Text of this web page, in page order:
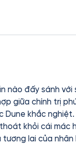
đấy sánh với sự
giữa chính trị
Dune khắc
khỏi cái mác
lai của